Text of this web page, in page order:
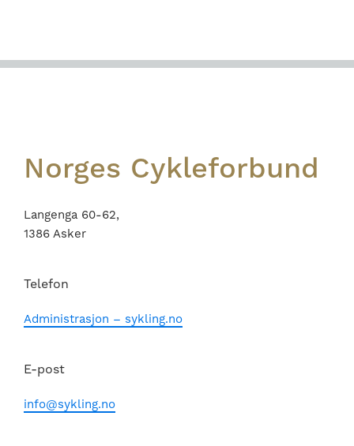
Footer
Norges Cykleforbund
Langenga 60-62,
1386 Asker
Telefon
Administrasjon – sykling.no
E-post
info@sykling.no